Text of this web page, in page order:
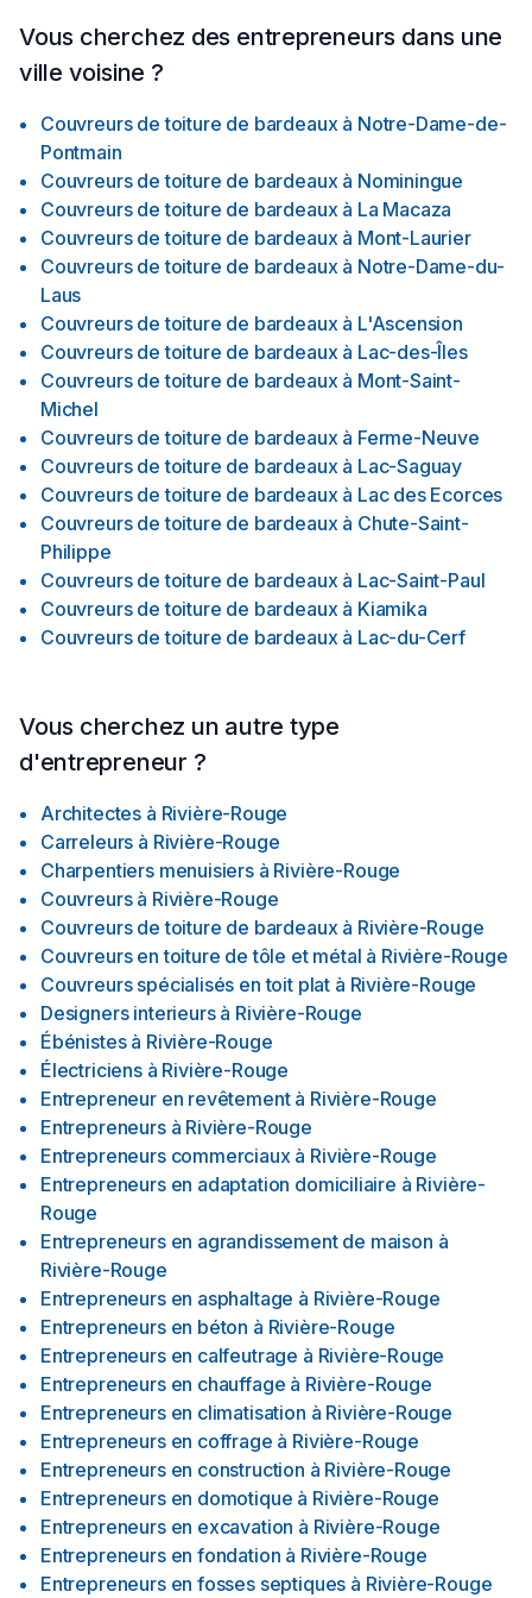
Vous cherchez des entrepreneurs dans une
ville voisine ?
Couvreurs de toiture de bardeaux à Notre-Dame-de-
Pontmain
Couvreurs de toiture de bardeaux à Nominingue
Couvreurs de toiture de bardeaux à La Macaza
Couvreurs de toiture de bardeaux à Mont-Laurier
Couvreurs de toiture de bardeaux à Notre-Dame-du-
Laus
Couvreurs de toiture de bardeaux à L'Ascension
Couvreurs de toiture de bardeaux à Lac-des-Îles
Couvreurs de toiture de bardeaux à Mont-Saint-
Michel
Couvreurs de toiture de bardeaux à Ferme-Neuve
Couvreurs de toiture de bardeaux à Lac-Saguay
Couvreurs de toiture de bardeaux à Lac des Ecorces
Couvreurs de toiture de bardeaux à Chute-Saint-
Philippe
Couvreurs de toiture de bardeaux à Lac-Saint-Paul
Couvreurs de toiture de bardeaux à Kiamika
Couvreurs de toiture de bardeaux à Lac-du-Cerf
Vous cherchez un autre type
d'entrepreneur ?
Architectes à Rivière-Rouge
Carreleurs à Rivière-Rouge
Charpentiers menuisiers à Rivière-Rouge
Couvreurs à Rivière-Rouge
Couvreurs de toiture de bardeaux à Rivière-Rouge
Couvreurs en toiture de tôle et métal à Rivière-Rouge
Couvreurs spécialisés en toit plat à Rivière-Rouge
Designers interieurs à Rivière-Rouge
Ébénistes à Rivière-Rouge
Électriciens à Rivière-Rouge
Entrepreneur en revêtement à Rivière-Rouge
Entrepreneurs à Rivière-Rouge
Entrepreneurs commerciaux à Rivière-Rouge
Entrepreneurs en adaptation domiciliaire à Rivière-
Rouge
Entrepreneurs en agrandissement de maison à
Rivière-Rouge
Entrepreneurs en asphaltage à Rivière-Rouge
Entrepreneurs en béton à Rivière-Rouge
Entrepreneurs en calfeutrage à Rivière-Rouge
Entrepreneurs en chauffage à Rivière-Rouge
Entrepreneurs en climatisation à Rivière-Rouge
Entrepreneurs en coffrage à Rivière-Rouge
Entrepreneurs en construction à Rivière-Rouge
Entrepreneurs en domotique à Rivière-Rouge
Entrepreneurs en excavation à Rivière-Rouge
Entrepreneurs en fondation à Rivière-Rouge
Entrepreneurs en fosses septiques à Rivière-Rouge